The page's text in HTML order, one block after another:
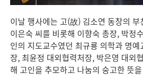
이날 행사에는 고(故) 김소연 동창의
이은숙 씨를 비롯해 이향숙 총장, 박정
인의 지도교수였던 최규룡 의학과 명
장, 최윤정 대외협력처장, 박은영 대외
해 고인을 추모하고 나눔의 숭고한 뜻